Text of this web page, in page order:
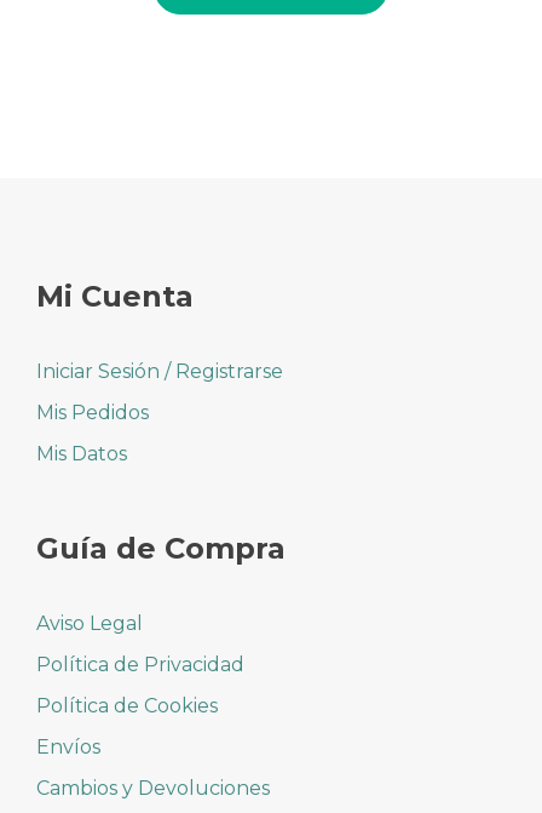
Mi Cuenta
Iniciar Sesión / Registrarse
Mis Pedidos
Mis Datos
Guía de Compra
Aviso Legal
Política de Privacidad
Política de Cookies
Envíos
Cambios y Devoluciones